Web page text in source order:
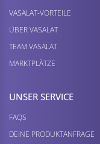
VASALAT-VORTEILE
ÜBER VASALAT
TEAM VASALAT
MARKTPLÄTZE
UNSER SERVICE
FAQS
DEINE PRODUKTANFRAGE